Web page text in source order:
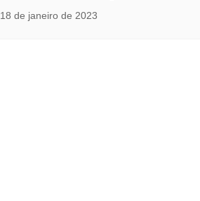
18 de janeiro de 2023